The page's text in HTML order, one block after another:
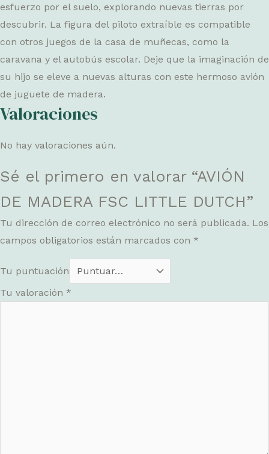
esfuerzo por el suelo, explorando nuevas tierras por
descubrir. La figura del piloto extraíble es compatible
con otros juegos de la casa de muñecas, como la
caravana y el autobús escolar. Deje que la imaginación de
su hijo se eleve a nuevas alturas con este hermoso avión
de juguete de madera.
Valoraciones
No hay valoraciones aún.
Sé el primero en valorar “AVIÓN
DE MADERA FSC LITTLE DUTCH”
Tu dirección de correo electrónico no será publicada. Los
campos obligatorios están marcados con *
Tu puntuación
Tu valoración *